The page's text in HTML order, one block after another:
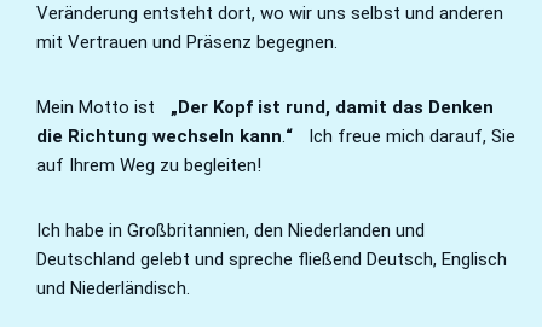
Veränderung entsteht dort, wo wir uns selbst und anderen
mit Vertrauen und Präsenz begegnen.
Mein Motto ist „Der Kopf ist rund, damit das Denken
die Richtung wechseln kann.“ Ich freue mich darauf, Sie
auf Ihrem Weg zu begleiten!
Ich habe in Großbritannien, den Niederlanden und
Deutschland gelebt und spreche fließend Deutsch, Englisch
und Niederländisch.